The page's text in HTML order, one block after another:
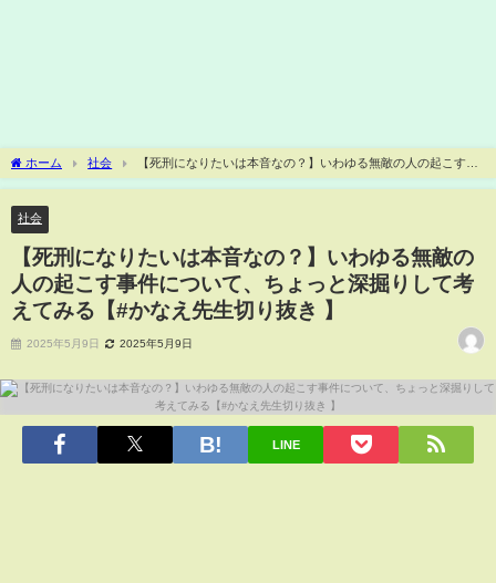
ホーム 社会
【死刑になりたいは本音なの？】いわゆる無敵の人の起こす事
件について、ちょっと深掘りして考えてみる【#かなえ先生切り抜き 】
社会
【死刑になりたいは本音なの？】いわゆる無敵の
人の起こす事件について、ちょっと深掘りして考
えてみる【#かなえ先生切り抜き 】
2025年5月9日 2025年5月9日
LINE